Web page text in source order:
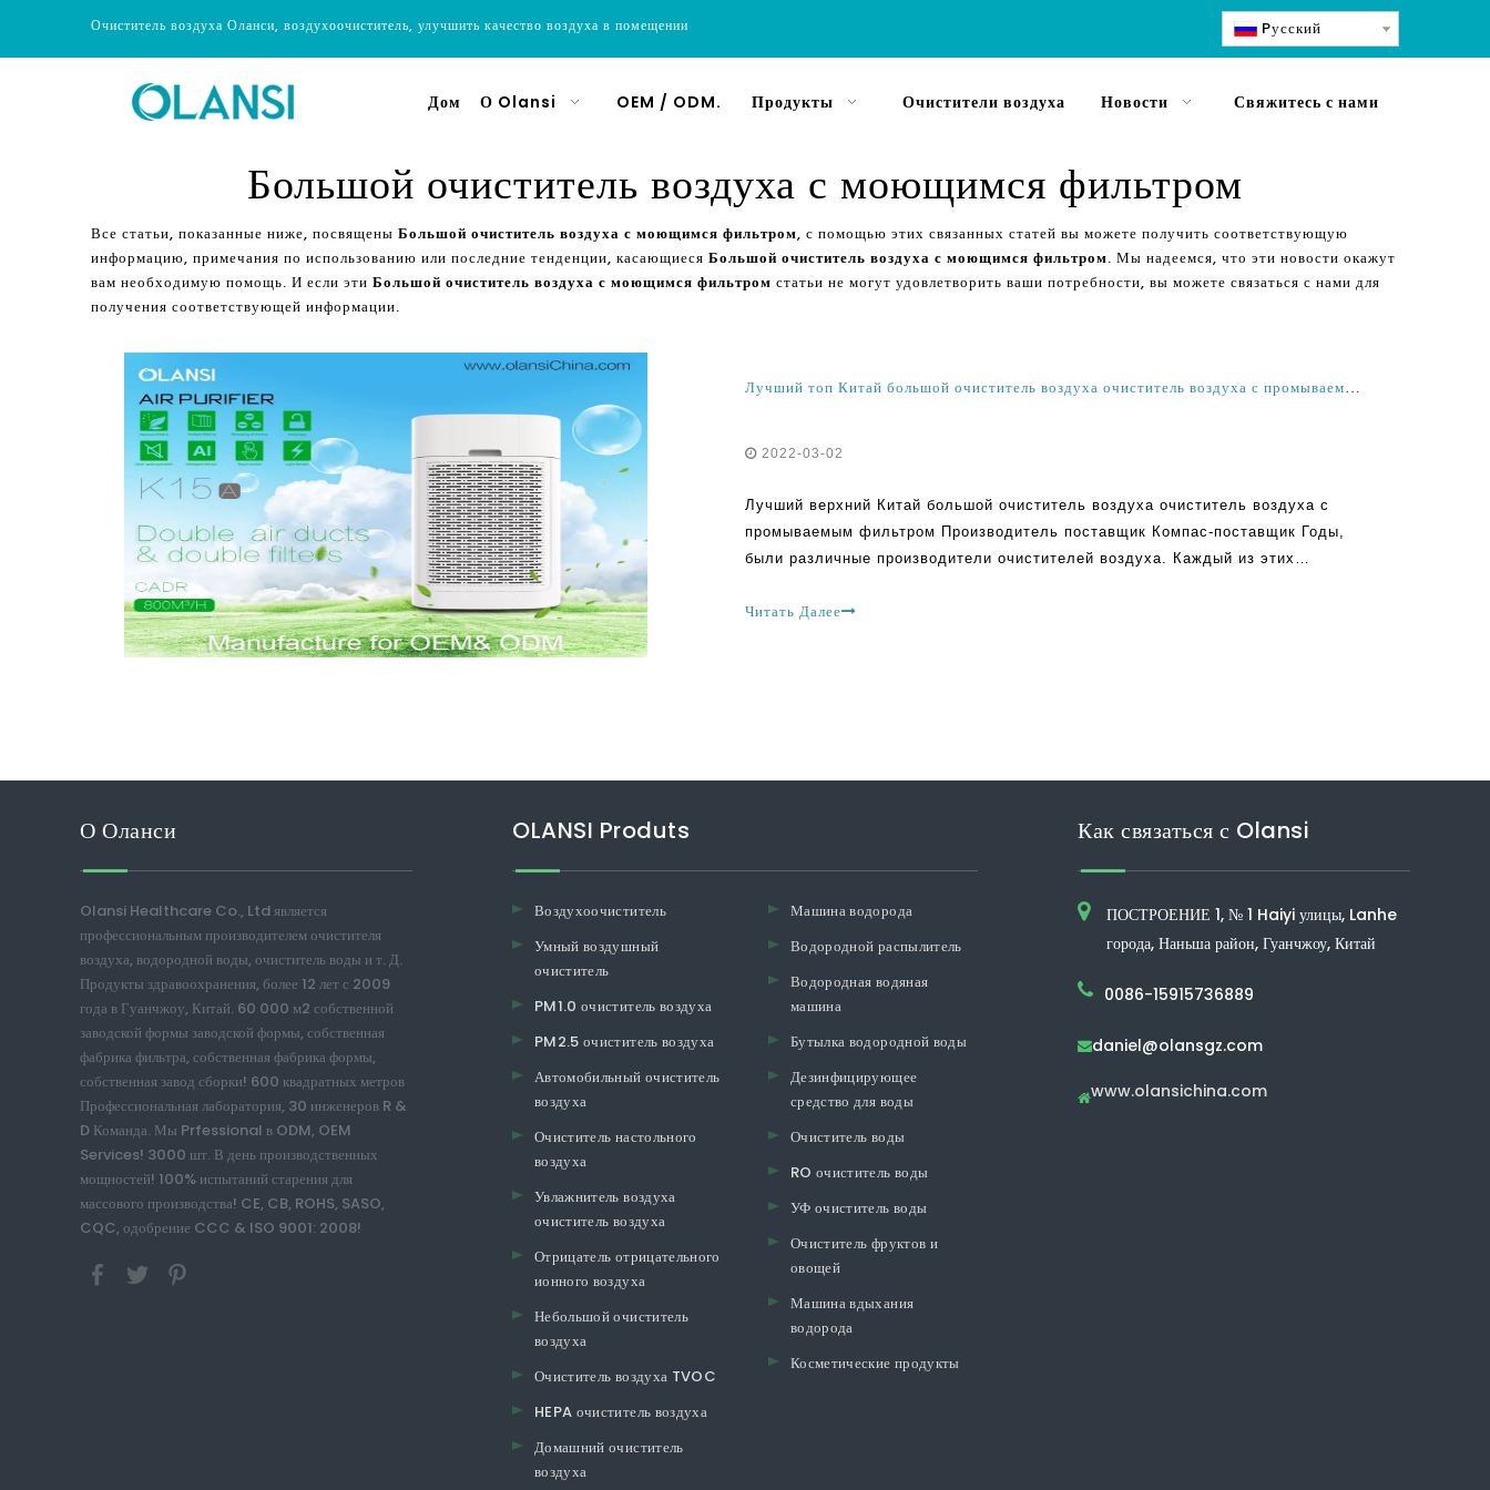
Очиститель воздуха Оланси, воздухоочиститель, улучшить качество воздуха в помещении Pусский
Дом О Olansi OEM / ODM. Продукты Очистители воздуха Новости Свяжитесь с нами
Большой очиститель воздуха с моющимся фильтром
Все статьи, показанные ниже, посвящены Большой очиститель воздуха с моющимся фильтром, с помощью этих связанных статей вы можете получить соответствующую
информацию, примечания по использованию или последние тенденции, касающиеся Большой очиститель воздуха с моющимся фильтром. Мы надеемся, что эти новости окажут
вам необходимую помощь. И если эти Большой очиститель воздуха с моющимся фильтром статьи не могут удовлетворить ваши потребности, вы можете связаться с нами для
получения соответствующей информации.
Лучший топ Китай большой очиститель воздуха очиститель воздуха с промываемым фильтром производитель компании поставщик
2022-03-02
Лучший верхний Китай большой очиститель воздуха очиститель воздуха с
промываемым фильтром Производитель поставщик Компас-поставщик Годы,
были различные производители очистителей воздуха. Каждый из этих
современными технологиями. Они пытаются сделать
Читать Далее
О Оланси
Olansi Healthcare Co., Ltd является
профессиональным производителем очистителя
воздуха, водородной воды, очиститель воды и т. Д.
Продукты здравоохранения, более 12 лет с 2009
года в Гуанчжоу, Китай. 60 000 м2 собственной
заводской формы заводской формы, собственная
фабрика фильтра, собственная фабрика формы,
собственная завод сборки! 600 квадратных метров
Профессиональная лаборатория, 30 инженеров R &
D Команда. Мы Prfessional в ODM, OEM
Services! 3000 шт. В день производственных
мощностей! 100% испытаний старения для
массового производства! CE, CB, ROHS, SASO,
CQC, одобрение CCC & ISO 9001: 2008!
OLANSI Produts
Воздухоочиститель
Умный воздушный
очиститель
PM1.0 очиститель воздуха
PM2.5 очиститель воздуха
Автомобильный очиститель
воздуха
Очиститель настольного
воздуха
Увлажнитель воздуха
очиститель воздуха
Отрицатель отрицательного
ионного воздуха
Небольшой очиститель
воздуха
Очиститель воздуха TVOC
HEPA очиститель воздуха
Домашний очиститель
воздуха
Машина водорода
Водородной распылитель
Водородная водяная
машина
Бутылка водородной воды
Дезинфицирующее
средство для воды
Очиститель воды
RO очиститель воды
УФ очиститель воды
Очиститель фруктов и
овощей
Машина вдыхания
водорода
Косметические продукты
Как связаться с Olansi
ПОСТРОЕНИЕ 1, № 1 Haiyi улицы, Lanhe
города, Наньша район, Гуанчжоу, Китай
0086-15915736889
daniel@olansgz.com
www.olansichina.com